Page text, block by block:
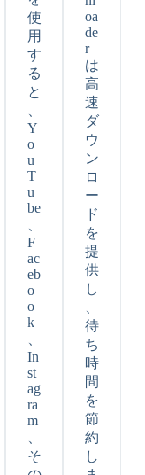
使
用
す
る
と
Y
o
u
T
u
be
F
ac
eb
o
o
k
In
st
ag
ra
m
そ
oa
de
r
は
高
速
ダ
ウ
ン
ロ
ー
ド
を
提
供
し
待
ち
時
間
を
節
約
し